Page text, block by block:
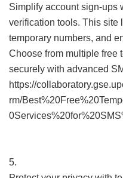
Simplify account sign-ups
verification tools. This site
temporary numbers, and
Choose from multiple free
securely with advanced
https://
rm/
5.